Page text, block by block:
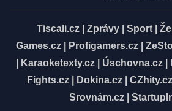
Tiscali.cz Zprávy Sport
Games.cz
Profigamers.cz
Karaoketexty.cz| Úschovna.cz|
Fights.cz
Dokina.cz CZhity.cz
Srovnám.cz